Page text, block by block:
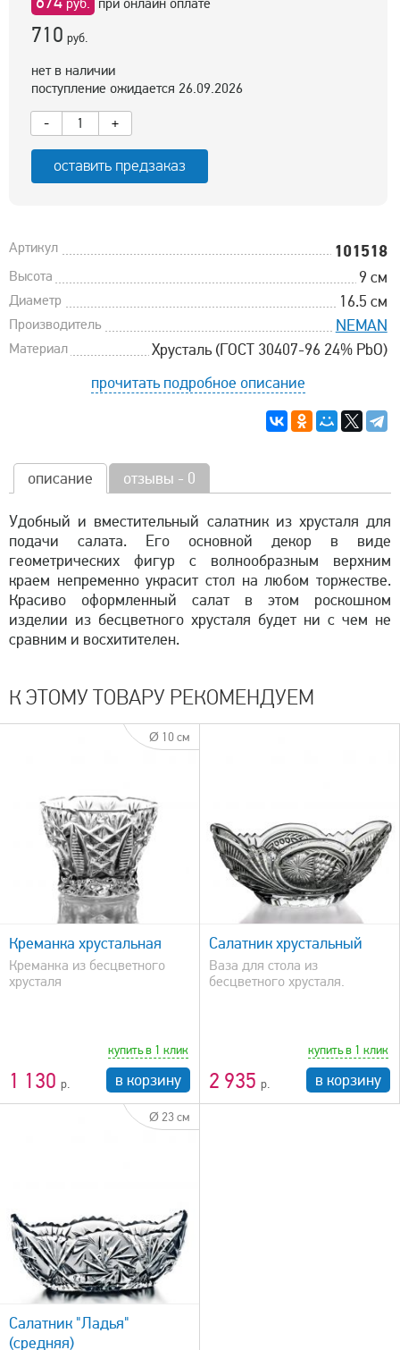
710 руб.
нет в наличии
поступление ожидается 26.09.2026
-
+
оставить предзаказ
Артикул 101518
Высота 9 см
Диаметр 16.5 см
Производитель NEMAN
Материал
Хрусталь (ГОСТ 30407-96 24% PbO)
прочитать подробное описание
описание отзывы - 0
Удобный и вместительный салатник из хрусталя для
подачи салата. Его основной декор в виде
геометрических фигур с волнообразным верхним
краем непременно украсит стол на любом торжестве.
Красиво оформленный салат в этом роскошном
изделии из бесцветного хрусталя будет ни с чем не
сравним и восхитителен.
К ЭТОМУ ТОВАРУ РЕКОМЕНДУЕМ
Ø 10 см
Креманка хрустальная
Креманка из бесцветного
хрусталя
1 130
купить в 1 клик
в корзину
быстрый просмотр
Салатник хрустальный
Ваза для стола из
бесцветного хрусталя.
2 935
купить в 1 клик
в корзину
Ø 23 см
Салатник "Ладья"
(средняя)